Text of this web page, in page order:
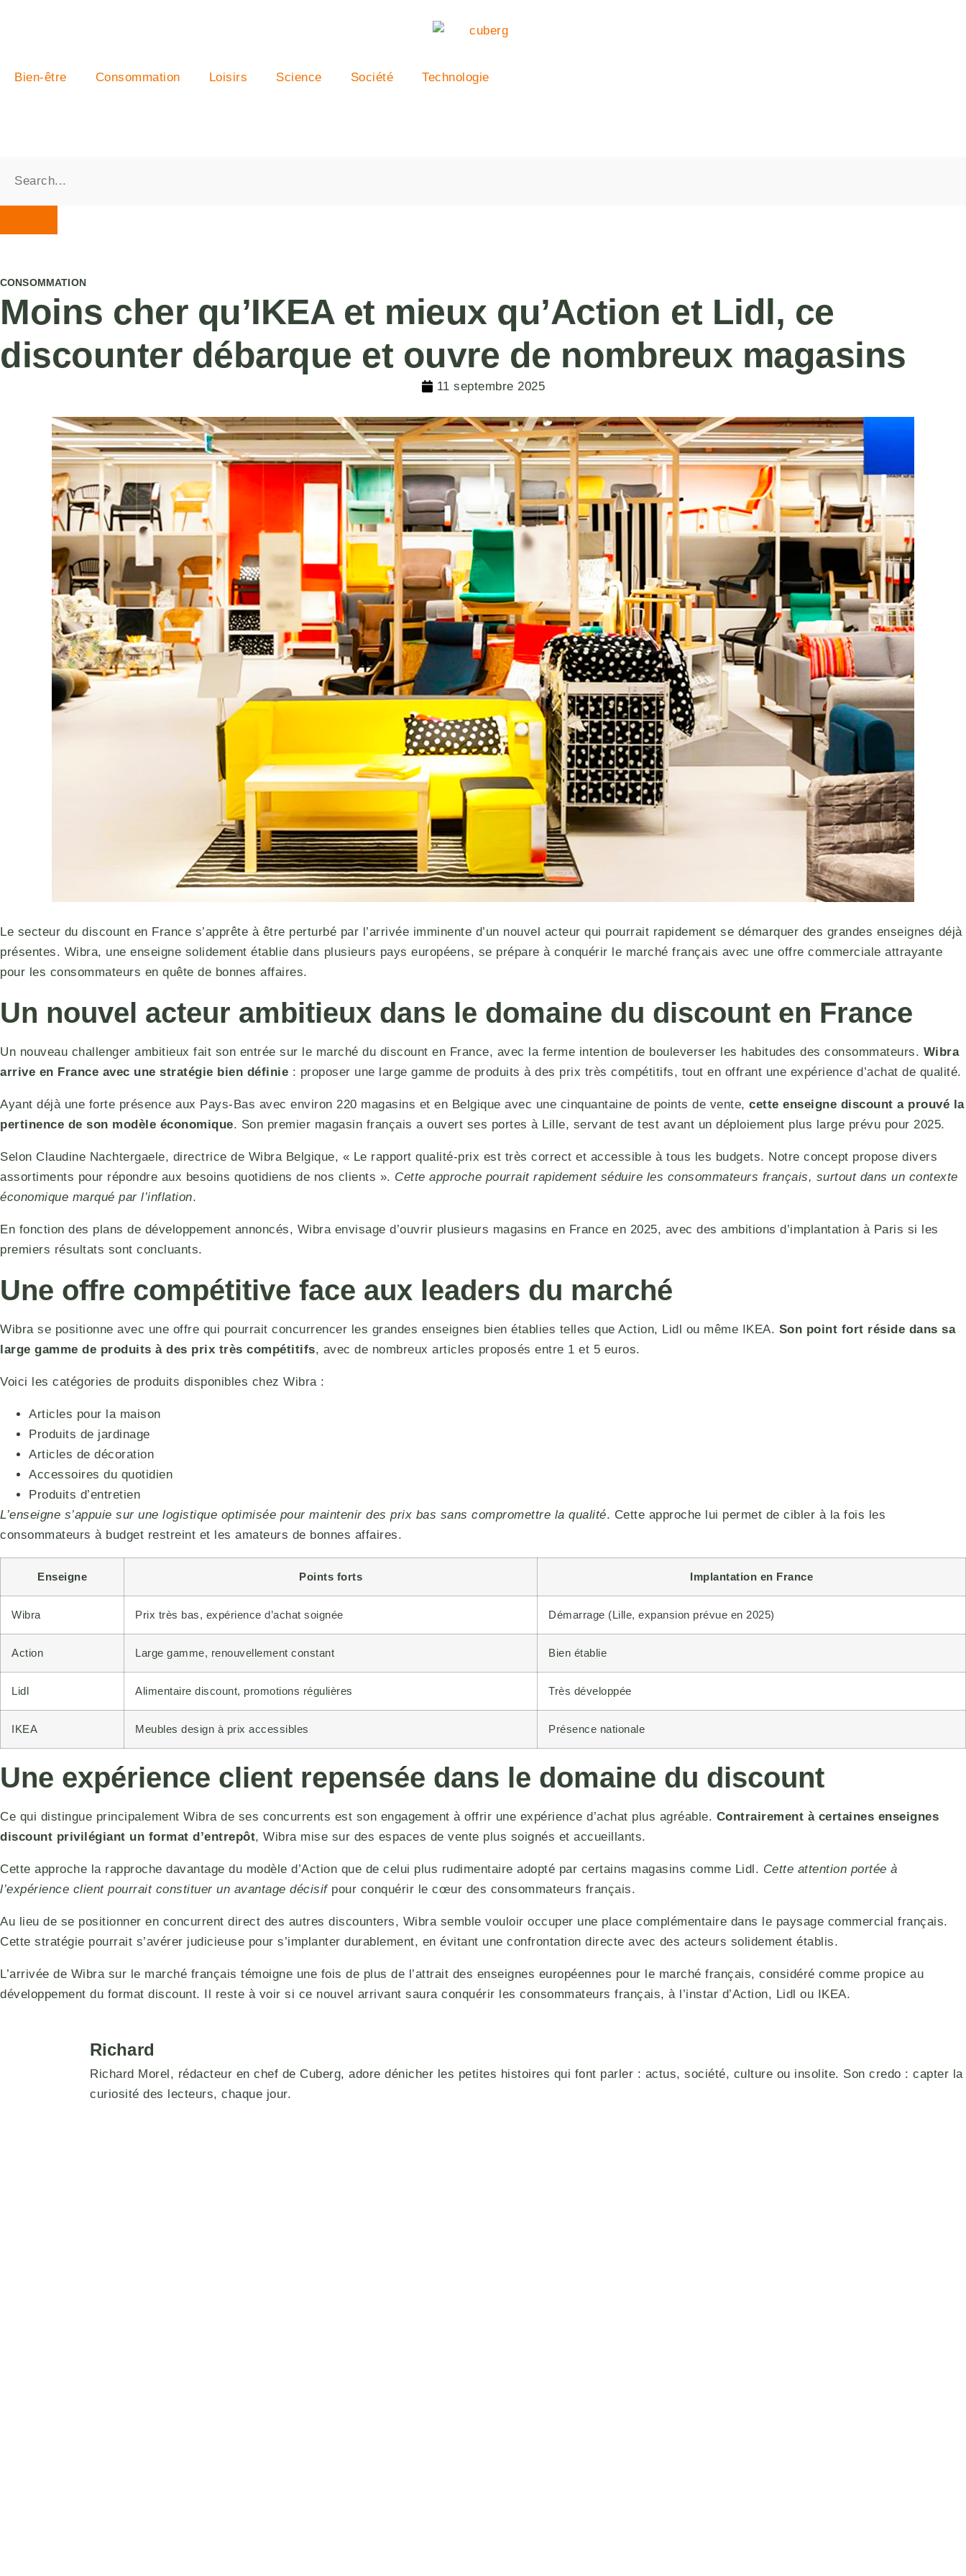
Bien-être Consommation Loisirs Science Société Technologie
CONSOMMATION
Moins cher qu’IKEA et mieux qu’Action et Lidl, ce
discounter débarque et ouvre de nombreux magasins
11 septembre 2025
Le secteur du discount en France s’apprête à être perturbé par l’arrivée imminente d’un nouvel acteur qui pourrait rapidement se démarquer des grandes enseignes déjà
présentes. Wibra, une enseigne solidement établie dans plusieurs pays européens, se prépare à conquérir le marché français avec une offre commerciale attrayante
pour les consommateurs en quête de bonnes affaires.
Un nouvel acteur ambitieux dans le domaine du discount en France
Un nouveau challenger ambitieux fait son entrée sur le marché du discount en France, avec la ferme intention de bouleverser les habitudes des consommateurs. Wibra
arrive en France avec une stratégie bien définie : proposer une large gamme de produits à des prix très compétitifs, tout en offrant une expérience d’achat de qualité.
Ayant déjà une forte présence aux Pays-Bas avec environ 220 magasins et en Belgique avec une cinquantaine de points de vente, cette enseigne discount a prouvé la
pertinence de son modèle économique. Son premier magasin français a ouvert ses portes à Lille, servant de test avant un déploiement plus large prévu pour 2025.
Selon Claudine Nachtergaele, directrice de Wibra Belgique, « Le rapport qualité-prix est très correct et accessible à tous les budgets. Notre concept propose divers
assortiments pour répondre aux besoins quotidiens de nos clients ». Cette approche pourrait rapidement séduire les consommateurs français, surtout dans un contexte
économique marqué par l’inflation.
En fonction des plans de développement annoncés, Wibra envisage d’ouvrir plusieurs magasins en France en 2025, avec des ambitions d’implantation à Paris si les
premiers résultats sont concluants.
Une offre compétitive face aux leaders du marché
Wibra se positionne avec une offre qui pourrait concurrencer les grandes enseignes bien établies telles que Action, Lidl ou même IKEA. Son point fort réside dans sa
large gamme de produits à des prix très compétitifs, avec de nombreux articles proposés entre 1 et 5 euros.
Voici les catégories de produits disponibles chez Wibra :
Articles pour la maison
Produits de jardinage
Articles de décoration
Accessoires du quotidien
Produits d’entretien
L’enseigne s’appuie sur une logistique optimisée pour maintenir des prix bas sans compromettre la qualité. Cette approche lui permet de cibler à la fois les
consommateurs à budget restreint et les amateurs de bonnes affaires.
Enseigne Points forts Implantation en France
Wibra Prix très bas, expérience d’achat soignée Démarrage (Lille, expansion prévue en 2025)
Action Large gamme, renouvellement constant Bien établie
Lidl Alimentaire discount, promotions régulières Très développée
IKEA Meubles design à prix accessibles Présence nationale
Une expérience client repensée dans le domaine du discount
Ce qui distingue principalement Wibra de ses concurrents est son engagement à offrir une expérience d’achat plus agréable. Contrairement à certaines enseignes
discount privilégiant un format d’entrepôt, Wibra mise sur des espaces de vente plus soignés et accueillants.
Cette approche la rapproche davantage du modèle d’Action que de celui plus rudimentaire adopté par certains magasins comme Lidl. Cette attention portée à
l’expérience client pourrait constituer un avantage décisifpour conquérir le cœur des consommateurs français.
Au lieu de se positionner en concurrent direct des autres discounters, Wibra semble vouloir occuper une place complémentaire dans le paysage commercial français.
Cette stratégie pourrait s’avérer judicieuse pour s’implanter durablement, en évitant une confrontation directe avec des acteurs solidement établis.
L’arrivée de Wibra sur le marché français témoigne une fois de plus de l’attrait des enseignes européennes pour le marché français, considéré comme propice au
développement du format discount. Il reste à voir si ce nouvel arrivant saura conquérir les consommateurs français, à l’instar d’Action, Lidl ou IKEA.
Richard
Richard Morel, rédacteur en chef de Cuberg, adore dénicher les petites histoires qui font parler : actus, société, culture ou insolite. Son credo : capter la
curiosité des lecteurs, chaque jour.